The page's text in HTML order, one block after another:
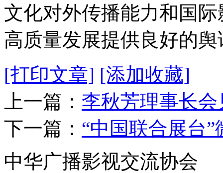
文化对外传播能力和国
高质量发展提供良好的
[打印文章] [添加收藏]
上一篇： 李秋芳理事长
下一篇： “中国联合展台
中华广播影视交流协会